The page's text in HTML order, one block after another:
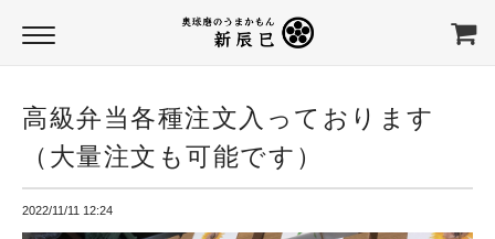
高級弁当各種注文入っております
（大量注文も可能です）
2022/11/11 12:24